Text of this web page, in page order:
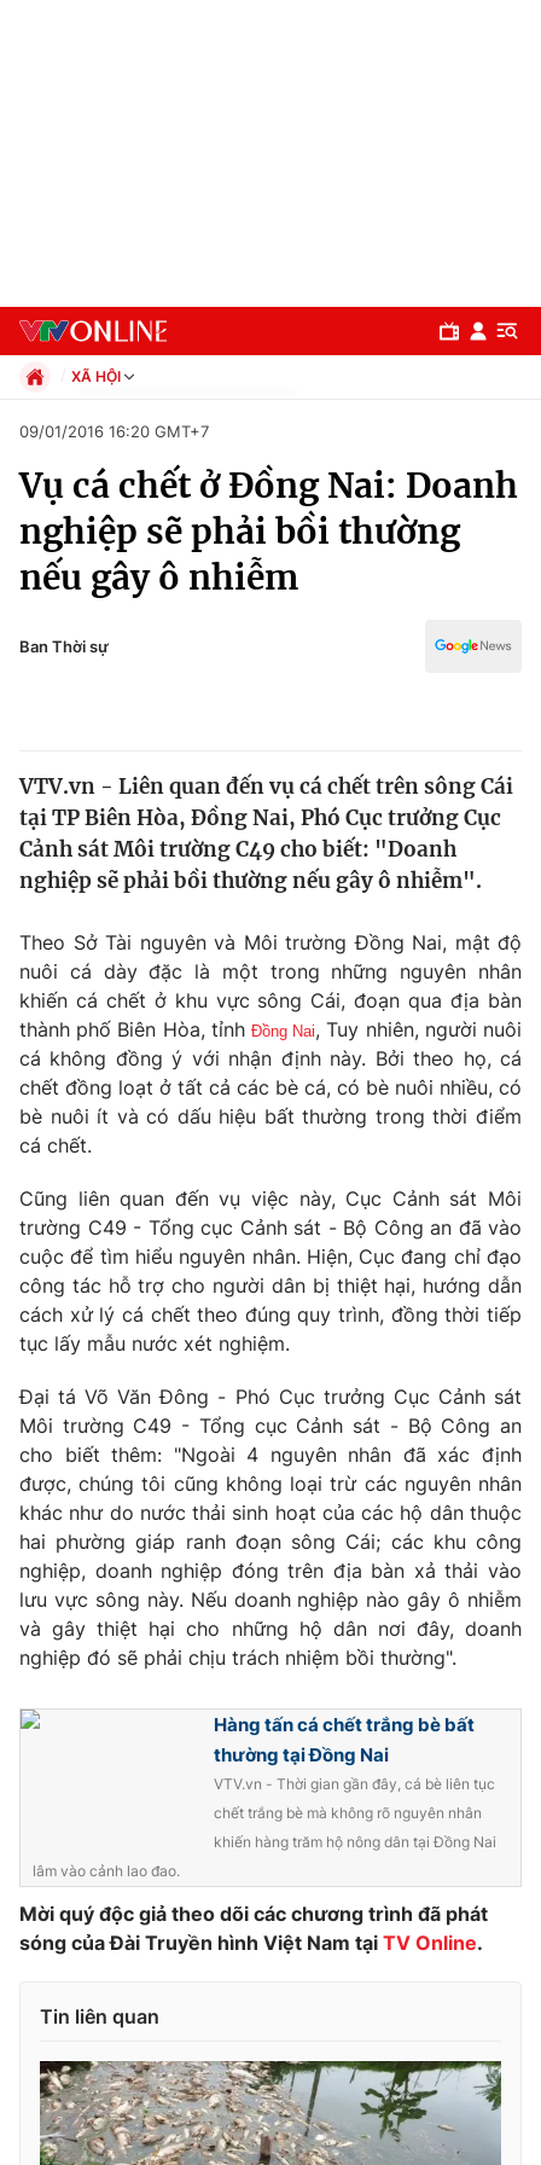
Chuyên mục
Chính trị
Thế giới
Tin tức
Câu chuyện quốc tế
Kinh tế
Tài chính
Thị trường
Góc doanh nghiệp
Dữ liệu và đời sống
Truyền hình
Phim VTV
Hậu trường
Nhân vật
Khán giả
Giải sao mai
Giải trí
Điện ảnh
Âm nhạc
Sao
Du lịch
Làm đẹp
Chất lượng cuộc sống
Giáo dục
Tuyển sinh
Học trực tuyến
Công nghệ
Sản phẩm
Thị trường
Tư vấn
Giao lưu trực tuyến
Lịch phát sóng
Chuyên mục khác
Emagazine Podcast
Photo Infographic
Video Shorts video
VTV Thể thao
VTV Sức khoẻ
Thị trường 24h Tấm lòng Việt
VTV4
VTV9 VTV8
Liên hệ tòa soạn English
XÃ HỘI
Xã hội
Pháp luật
Thể thao
Truyền hình
Văn hóa - Giải trí
Đời sống
09/01/2016 16:20 GMT+7
Vụ cá chết ở Đồng Nai: Doanh
nghiệp sẽ phải bồi thường
nếu gây ô nhiễm
Ban Thời sự
VTV.vn - Liên quan đến vụ cá chết trên sông Cái
tại TP Biên Hòa, Đồng Nai, Phó Cục trưởng Cục
Cảnh sát Môi trường C49 cho biết: "Doanh
nghiệp sẽ phải bồi thường nếu gây ô nhiễm".
Theo Sở Tài nguyên và Môi trường Đồng Nai, mật độ
nuôi cá dày đặc là một trong những nguyên nhân
khiến cá chết ở khu vực sông Cái, đoạn qua địa bàn
thành phố Biên Hòa, tỉnh Đồng Nai, Tuy nhiên, người nuôi
cá không đồng ý với nhận định này. Bởi theo họ, cá
chết đồng loạt ở tất cả các bè cá, có bè nuôi nhiều, có
bè nuôi ít và có dấu hiệu bất thường trong thời điểm
cá chết.
Cũng liên quan đến vụ việc này, Cục Cảnh sát Môi
trường C49 - Tổng cục Cảnh sát - Bộ Công an đã vào
cuộc để tìm hiểu nguyên nhân. Hiện, Cục đang chỉ đạo
công tác hỗ trợ cho người dân bị thiệt hại, hướng dẫn
cách xử lý cá chết theo đúng quy trình, đồng thời tiếp
tục lấy mẫu nước xét nghiệm.
Đại tá Võ Văn Đông - Phó Cục trưởng Cục Cảnh sát
Môi trường C49 - Tổng cục Cảnh sát - Bộ Công an
cho biết thêm: "Ngoài 4 nguyên nhân đã xác định
được, chúng tôi cũng không loại trừ các nguyên nhân
khác như do nước thải sinh hoạt của các hộ dân thuộc
hai phường giáp ranh đoạn sông Cái; các khu công
nghiệp, doanh nghiệp đóng trên địa bàn xả thải vào
lưu vực sông này. Nếu doanh nghiệp nào gây ô nhiễm
và gây thiệt hại cho những hộ dân nơi đây, doanh
nghiệp đó sẽ phải chịu trách nhiệm bồi thường".
Hàng tấn cá chết trắng bè bất
thường tại Đồng Nai
VTV.vn - Thời gian gần đây, cá bè liên tục
chết trắng bè mà không rõ nguyên nhân
khiến hàng trăm hộ nông dân tại Đồng Nai
lâm vào cảnh lao đao.
Mời quý độc giả theo dõi các chương trình đã phát
sóng của Đài Truyền hình Việt Nam tại TV Online.
Tin liên quan